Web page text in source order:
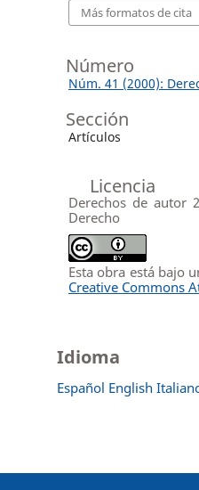
Más formatos de cita
Número
Núm. 41 (2000):
Sección
Artículos
Licencia
Derechos de autor
Derecho
Esta obra está bajo
Creative Commons
Idioma
Español English